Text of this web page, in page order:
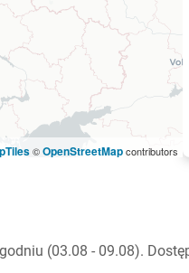
©OpenStreetMapcontributors
(03.08 - 09.08).